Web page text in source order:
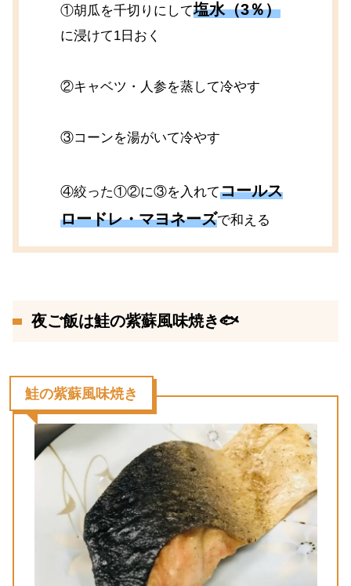
①胡瓜を千切りにして塩水（3％）
に浸けて1日おく
②キャベツ・人参を蒸して冷やす
③コーンを湯がいて冷やす
④絞った①②に③を入れてコールス
ロードレ・マヨネーズで和える
夜ご飯は鮭の紫蘇風味焼き🐟
鮭の紫蘇風味焼き